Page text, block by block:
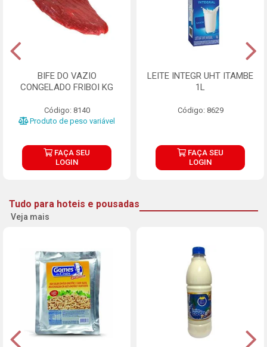
BIFE DO VAZIO
CONGELADO FRIBOI KG
Código: 8140
Produto de peso variável
FAÇA SEU
LOGIN
LEITE INTEGR UHT ITAMBE
1L
Código: 8629
FAÇA SEU
LOGIN
Tudo para hoteis e pousadas
Veja mais